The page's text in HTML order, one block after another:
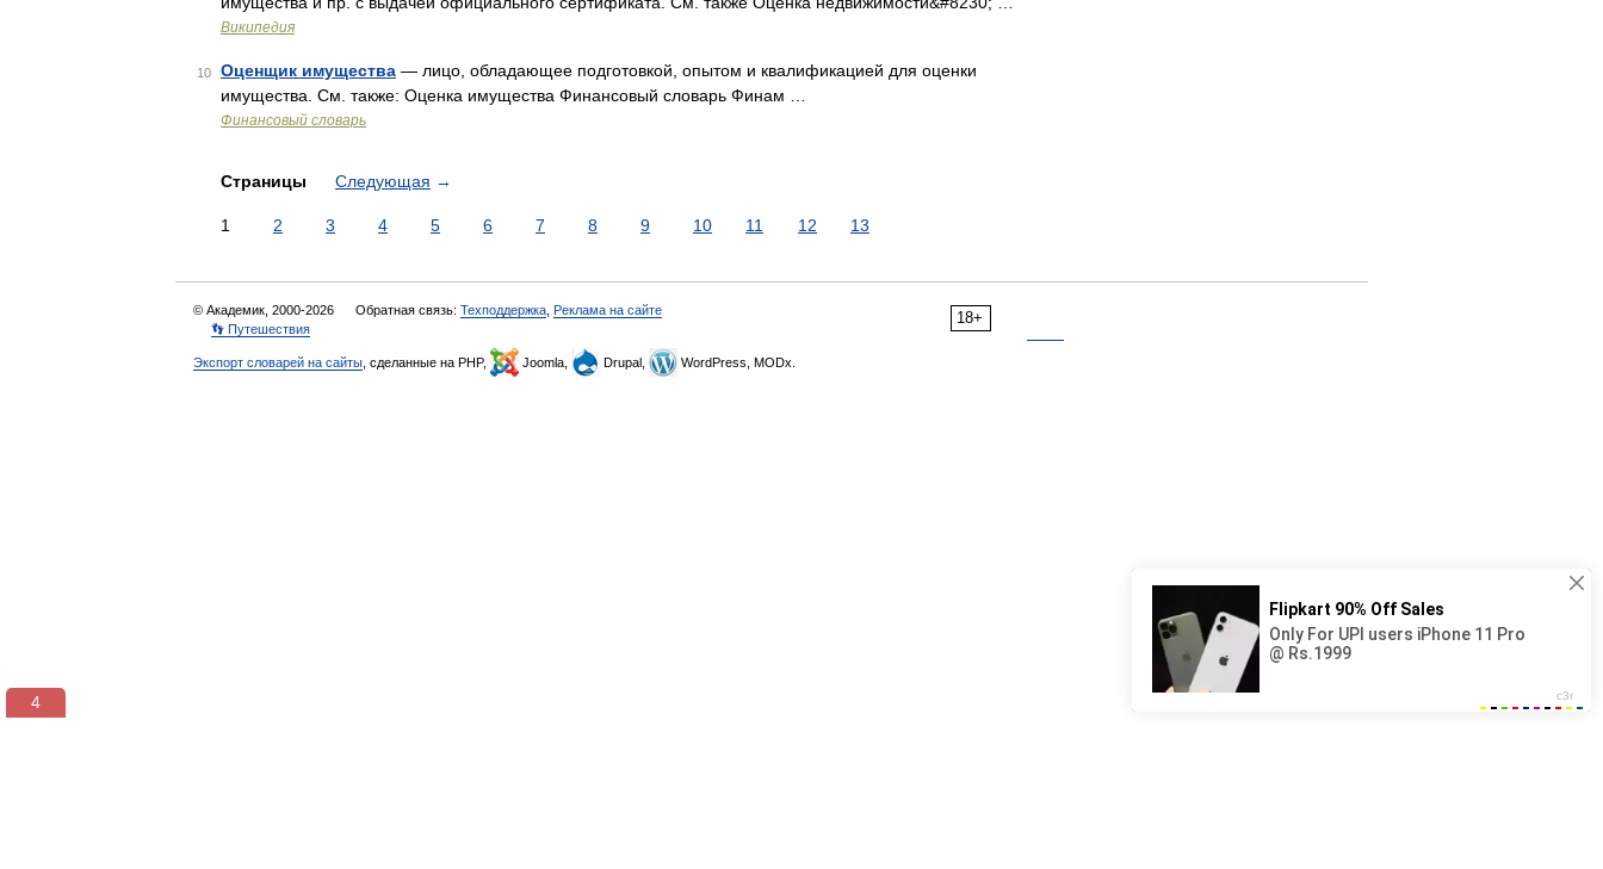
Википедия
10 Оценщик имущества — лицо, обладающее подготовкой, опытом и квалификацией для оценки
имущества. См. также: Оценка имущества Финансовый словарь Финам …
Финансовый словарь
Страницы Следующая →
1 2 3 4 5 6 7 8 9 10 11 12 13
18+
© Академик, 2000-2026 Обратная связь: Техподдержка Реклама на сайте
👣 Путешествия
Экспорт словарей на сайты , сделанные на PHP, Joomla, Drupal, WordPress, MODx.
3